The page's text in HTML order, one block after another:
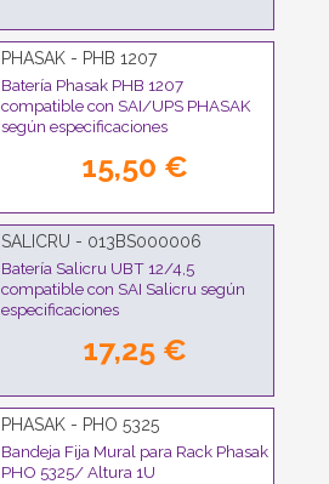
PHASAK - PHB 1207
Batería Phasak PHB 1207
compatible con SAI/UPS PHASAK
según especificaciones
15,50 €
SALICRU - 013BS000006
Batería Salicru UBT 12/4,5
compatible con SAI Salicru según
especificaciones
17,25 €
PHASAK - PHO 5325
Bandeja Fija Mural para Rack Phasak
PHO 5325/ Altura 1U